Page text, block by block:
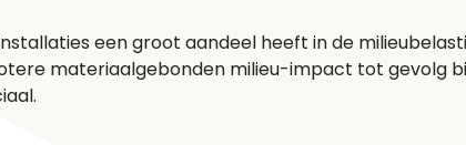
een groot aandeel heeft in de
materiaalgebonden milieu-impact tot gevolg